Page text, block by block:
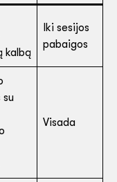
kalbą
Iki sesijos
pabaigos
Visada